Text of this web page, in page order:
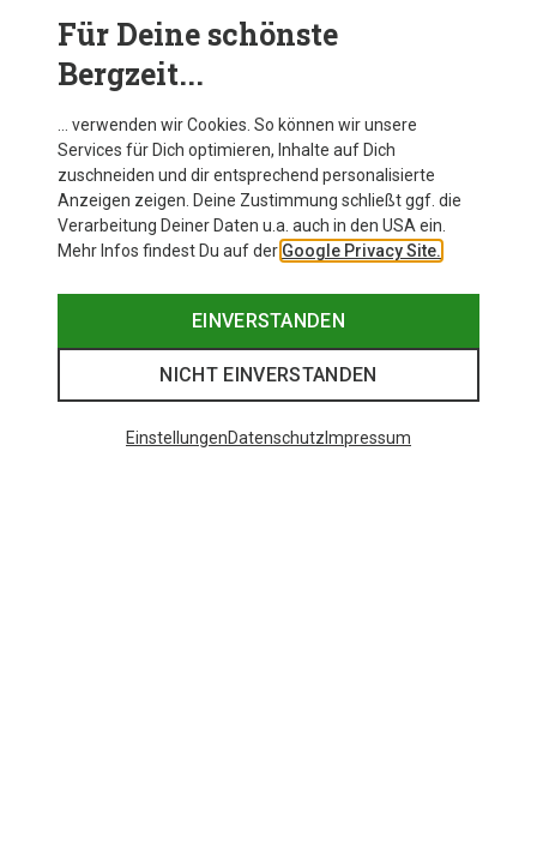
Du sparst 34%
Für Deine schönste
Bergzeit...
… verwenden wir Cookies. So können wir unsere
Services für Dich optimieren, Inhalte auf Dich
zuschneiden und dir entsprechend personalisierte
Anzeigen zeigen. Deine Zustimmung schließt ggf. die
Verarbeitung Deiner Daten u.a. auch in den USA ein.
Mehr Infos findest Du auf der Google Privacy Site.
EINVERSTANDEN
NICHT EINVERSTANDEN
EinstellungenDatenschutz Impressum